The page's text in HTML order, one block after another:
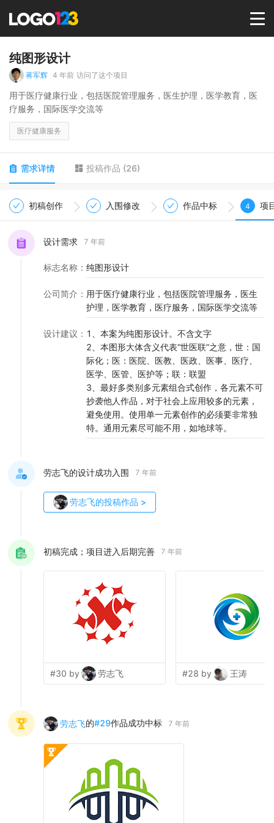
选择套餐→
商标版权
LOGO
纯图形设计
蒋军辉 4 年前 访问了这个项目
用于医疗健康行业，包括医院管理服务，医生护理，医学教育，医
疗服务，国际医学交流等
医疗健康服务
需求详情 投稿作品 (26)
初稿创作 入围修改 作品中标 4 项
设计需求 7 年前
标志名称 ： 纯图形设计
公司简介 ： 用于医疗健康行业，包括医院管理服务，医生
护理，医学教育，医疗服务，国际医学交流等
设计建议 ： 1、本案为纯图形设计。不含文字
2、本图形大体含义代表“世医联”之意，世：国
际化；医：医院、医教、医政、医事、医疗、
医学、医管、医护等；联：联盟
3、最好多类别多元素组合式创作，各元素不可
抄袭他人作品，对于社会上应用较多的元素，
避免使用。使用单一元素创作的必须要非常独
特。通用元素尽可能不用，如地球等。
劳志飞的设计成功入围 7 年前
劳志飞的投稿作品 >
初稿完成；项目进入后期完善 7 年前
#30 by 劳志飞 #28 by 王涛
劳志飞的#29作品成功中标 7 年前